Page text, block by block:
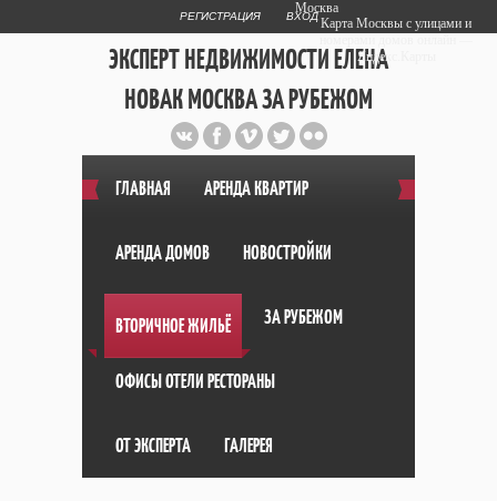
РЕГИСТРАЦИЯ ВХОД
ЭКСПЕРТ НЕДВИЖИМОСТИ ЕЛЕНА
НОВАК МОСКВА ЗА РУБЕЖОМ
Публичный сайт эксперта автора
web дизайнера+7 903 708 1884
ГЛАВНАЯ АРЕНДА КВАРТИР
АРЕНДА ДОМОВ НОВОСТРОЙКИ
ВТОРИЧНОЕ ЖИЛЬЁ ЗА РУБЕЖОМ
ОФИСЫ ОТЕЛИ РЕСТОРАНЫ
ОТ ЭКСПЕРТА ГАЛЕРЕЯ
Москва
Карта Москвы с улицами и
Яндекс.Карты